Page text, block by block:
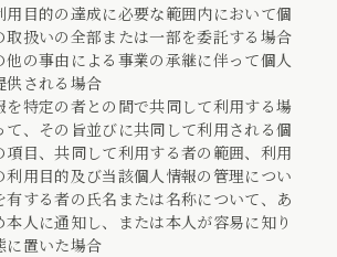
用目的の達成に必要な範囲内において個
取扱いの全部または一部を委託する場合
他の事由による事業の承継に伴って個人
供される場合
を特定の者との間で共同して利用する場
て、その旨並びに共同して利用される個
項目、共同して利用する者の範囲、利用
利用目的及び当該個人情報の管理につい
有する者の氏名または名称について、あ
本人に通知し、または本人が容易に知り
に置いた場合